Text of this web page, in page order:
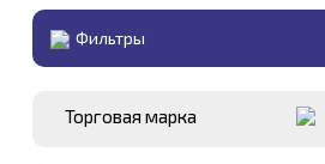
Фильтры
Торговая марка